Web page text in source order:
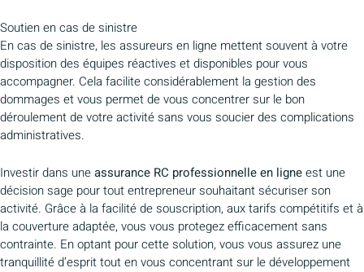
Soutien en cas de sinistre
En cas de sinistre, les assureurs en ligne mettent souvent à votre
disposition des équipes réactives et disponibles pour vous
accompagner. Cela facilite considérablement la gestion des
dommages et vous permet de vous concentrer sur le bon
déroulement de votre activité sans vous soucier des complications
administratives.
Investir dans uneassurance RC professionnelle en ligneest une
décision sage pour tout entrepreneur souhaitant sécuriser son
activité. Grâce à la facilité de souscription, aux tarifs compétitifs et à
la couverture adaptée, vous vous protegez efficacement sans
contrainte. En optant pour cette solution, vous vous assurez une
tranquillité d’esprit tout en vous concentrant sur le développement